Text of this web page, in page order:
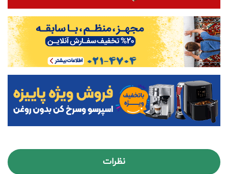
نظرات